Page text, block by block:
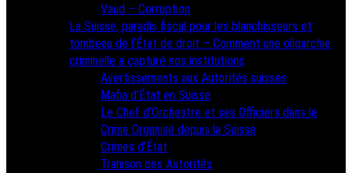
Vaud – Corruption
La Suisse, paradis fiscal pour les blanchisseurs et
tombeau de l’État de droit – Comment une oligarchie
criminelle a capturé nos institutions
Avertissements aux Autorités suisses
Mafia d’État en Suisse
Le Chef d’Orchestre et ses Officiers dans le
Crime Organisé depuis la Suisse
Crimes d’État
Trahison des Autorités